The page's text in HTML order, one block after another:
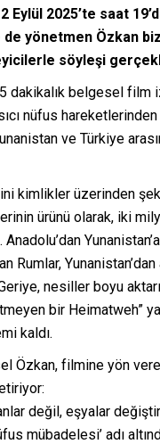
Eylül 2025’te saat
yönetmen Özkan
söyleşi
dakikalık belgesel film
nüfus
ve Türkiye
kimlikler üzerinden
ürünü olarak, iki
Rumlar,
nesiller boyu
bir Heimatweh”
kaldı.
Özkan, filmine yön
değil, eşyalar
mübadelesi’ adı